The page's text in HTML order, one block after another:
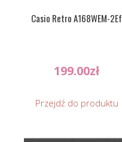
Casio Retro A168WEM-2Ef
199.00zł
Przejdź do produktu